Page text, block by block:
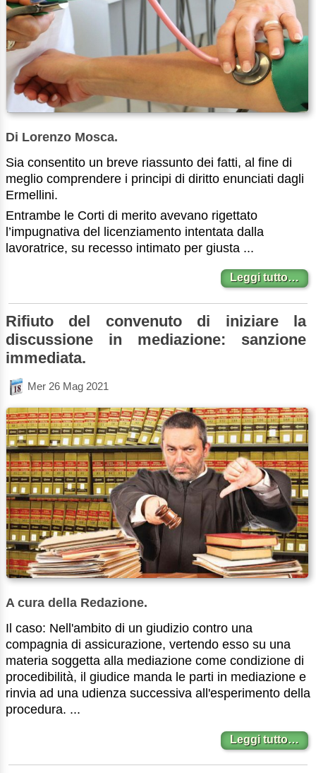
Di Lorenzo Mosca.
Sia consentito un breve riassunto dei fatti, al fine di
meglio comprendere i principi di diritto enunciati dagli
Ermellini.
Entrambe le Corti di merito avevano rigettato
l’impugnativa del licenziamento intentata dalla
lavoratrice, su recesso intimato per giusta ...
Leggi tutto…
Rifiuto del convenuto di iniziare la
discussione in mediazione: sanzione
immediata.
Mer 26 Mag 2021
A cura della Redazione.
Il caso: Nell'ambito di un giudizio contro una
compagnia di assicurazione, vertendo esso su una
materia soggetta alla mediazione come condizione di
procedibilità, il giudice manda le parti in mediazione e
rinvia ad una udienza successiva all'esperimento della
procedura. ...
Leggi tutto…